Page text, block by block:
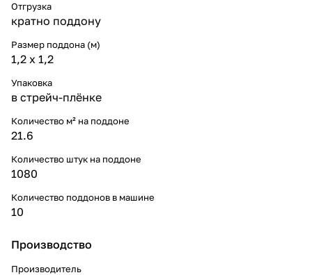
Отгрузка
кратно поддону
Размер поддона (м)
1,2 x 1,2
Упаковка
в стрейч-плёнке
Количество м² на поддоне
21.6
Количество штук на поддоне
1080
Количество поддонов в машине
10
Производство
Производитель